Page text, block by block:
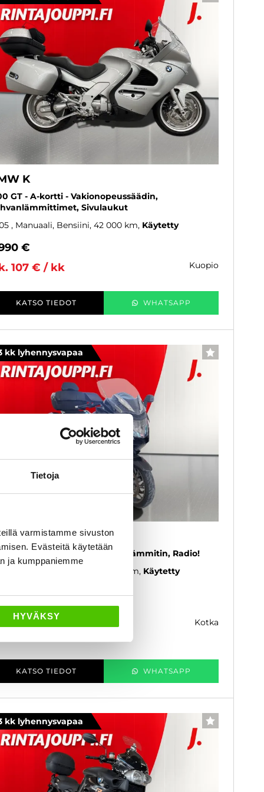
Tietoja
varmistamme sivuston
Evästeitä käytetään
ja kumppaniemme
HYVÄKSY
K
GT - A-kortti - Vakionopeussäädin,
Sivulaukut
, Manuaali, Bensiini, 42 000 km Käytetty
€
107 € / kk
kuopio
KATSO TIEDOT WHATSAPP
kk lyhennysvapaa SUOSIKKI
K
GTL - A-kortti - ESA, Penkinlämmitin, Radio!
, Manuaali, Bensiini, 108 000 km Käytetty
200 €13 990 €
166 € / kk
kotka
KATSO TIEDOT WHATSAPP
kk lyhennysvapaa SUOSIKKI